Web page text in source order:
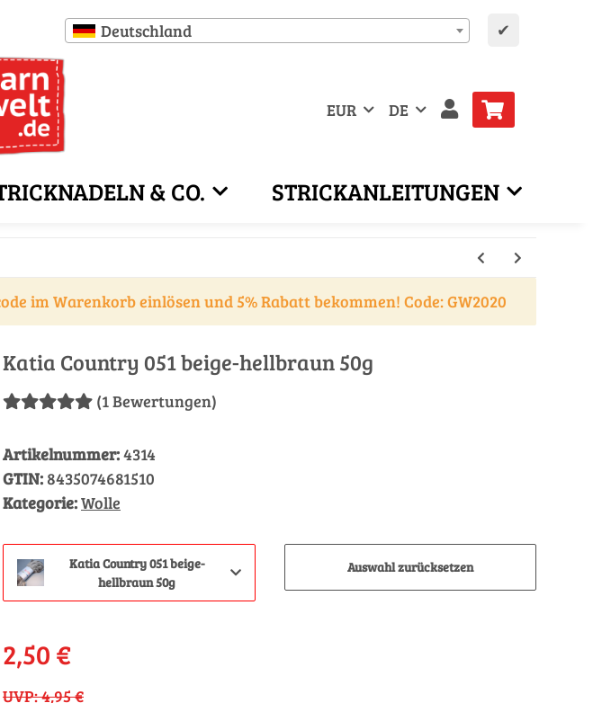
Deutschland ✔
EUR DE
& CO. STRICKANLEITUNGEN
im Warenkorb einlösen und 5% Rabatt bekommen! Code: GW2020
Katia Country 051 beige-hellbraun 50g
(1 Bewertungen)
Artikelnummer:4314
GTIN: 8435074681510
Kategorie:Wolle
Katia Country 051 beige-
hellbraun 50g
Auswahl zurücksetzen
2,50 €
UVP:4,95 €